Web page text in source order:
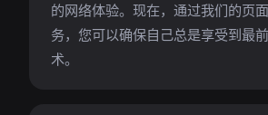
的网络体验。现在，通过我们的页
务，您可以确保自己总是享受到最
术。